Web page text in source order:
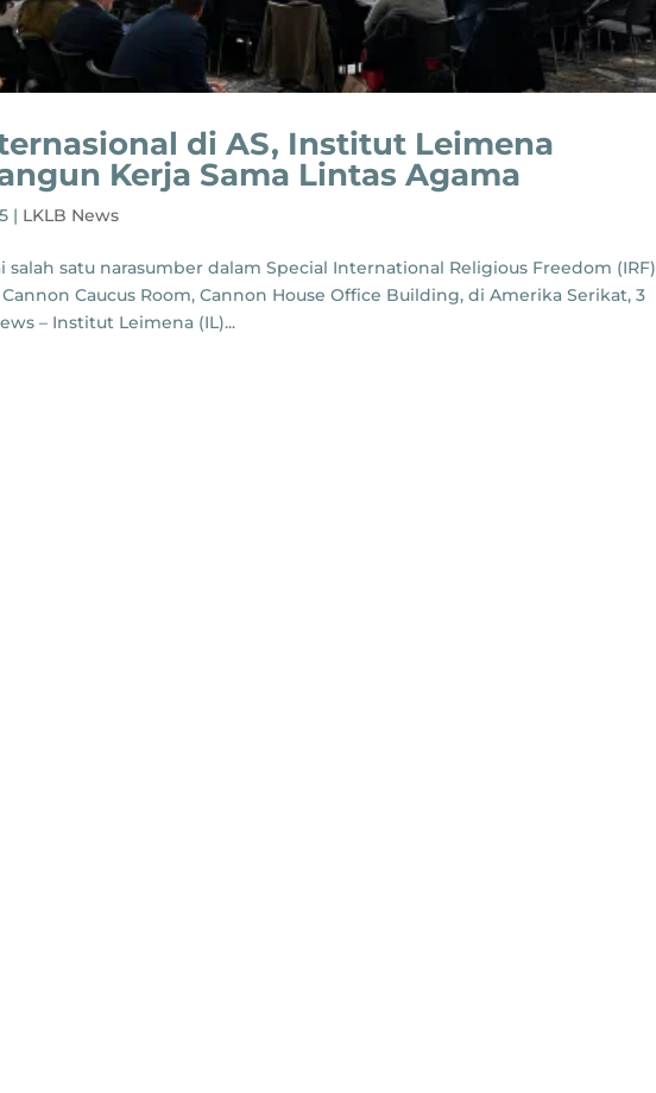
di AS, Institut Leimena
Kerja Sama Lintas Agama
| LKLB News
satu narasumber dalam Special International Religious Freedom (IRF)
Caucus Room, Cannon House Office Building, di Amerika Serikat, 3
– Institut Leimena (IL)...